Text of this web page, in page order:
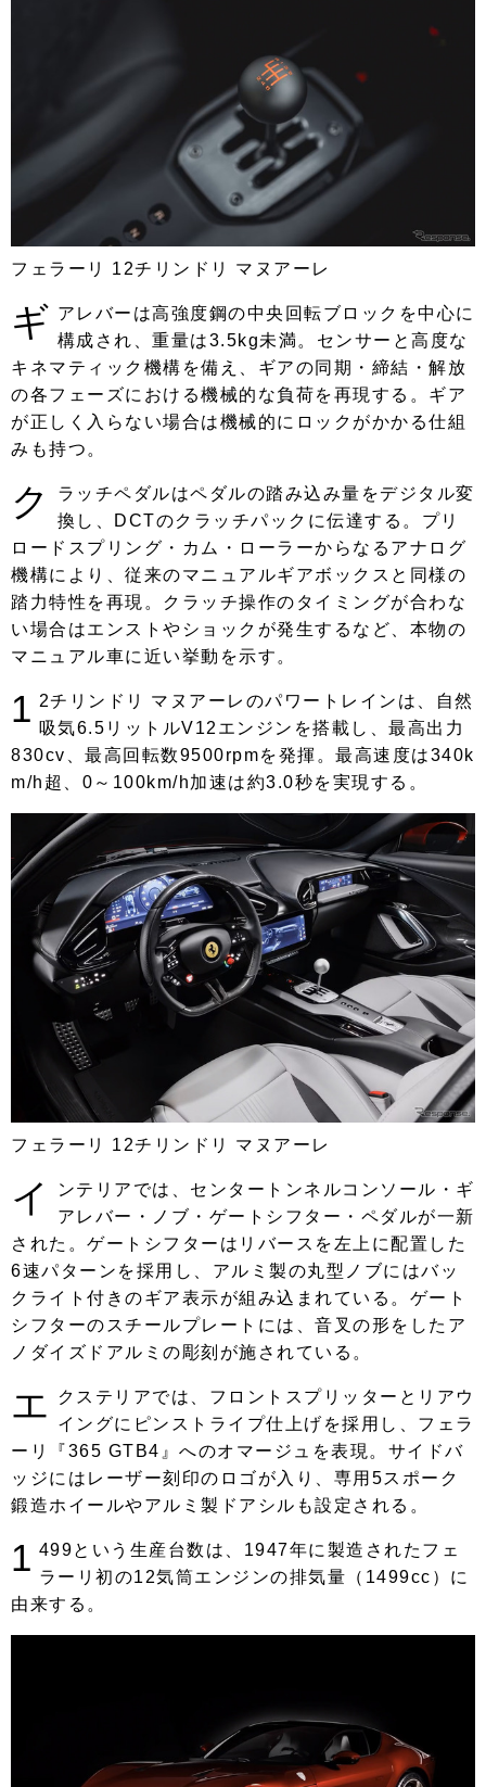
フェラーリ 12チリンドリ マヌアーレ
ギ アレバーは高強度鋼の中央回転ブロックを中心に
構成され、重量は3.5kg未満。センサーと高度な
キネマティック機構を備え、ギアの同期・締結・解放
の各フェーズにおける機械的な負荷を再現する。ギア
が正しく入らない場合は機械的にロックがかかる仕組
みも持つ。
ク
ラッチペダルはペダルの踏み込み量をデジタル変
換し、DCTのクラッチパックに伝達する。プリ
ロードスプリング・カム・ローラーからなるアナログ
機構により、従来のマニュアルギアボックスと同様の
踏力特性を再現。クラッチ操作のタイミングが合わな
い場合はエンストやショックが発生するなど、本物の
マニュアル車に近い挙動を示す。
1 2チリンドリ マヌアーレのパワートレインは、自然
吸気6.5リットルV12エンジンを搭載し、最高出力
830cv、最高回転数9500rpmを発揮。最高速度は340k
m/h超、0～100km/h加速は約3.0秒を実現する。
フェラーリ 12チリンドリ マヌアーレ
イ
ンテリアでは、センタートンネルコンソール・ギ
アレバー・ノブ・ゲートシフター・ペダルが一新
された。ゲートシフターはリバースを左上に配置した
6速パターンを採用し、アルミ製の丸型ノブにはバッ
クライト付きのギア表示が組み込まれている。ゲート
シフターのスチールプレートには、音叉の形をしたア
ノダイズドアルミの彫刻が施されている。
エ
クステリアでは、フロントスプリッターとリアウ
イングにピンストライプ仕上げを採用し、フェラ
ーリ『365 GTB4』へのオマージュを表現。サイドバ
ッジにはレーザー刻印のロゴが入り、専用5スポーク
鍛造ホイールやアルミ製ドアシルも設定される。
1 499という生産台数は、1947年に製造されたフェ
ラーリ初の12気筒エンジンの排気量（1499cc）に
由来する。